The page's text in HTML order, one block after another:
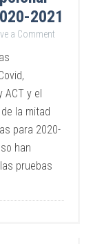
2021
a Comment
ACT y el
la mitad
para 2020-
han
pruebas